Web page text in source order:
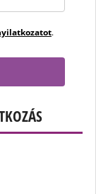
.